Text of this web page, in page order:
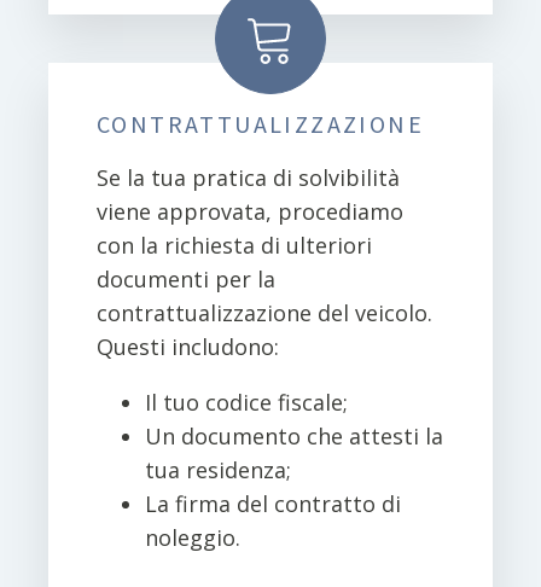
CONTRATTUALIZZAZIONE
Se la tua pratica di solvibilità
viene approvata, procediamo
con la richiesta di ulteriori
documenti per la
contrattualizzazione del veicolo.
Questi includono:
Il tuo codice fiscale;
Un documento che attesti la
tua residenza;
La firma del contratto di
noleggio.